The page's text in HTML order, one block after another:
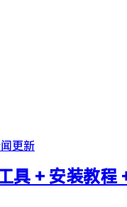
具 + 安装教程